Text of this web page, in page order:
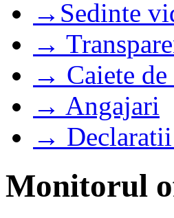
→Sedinte
→
→ Caiete de
→ Angajari
→ Declaratii
Monitorul